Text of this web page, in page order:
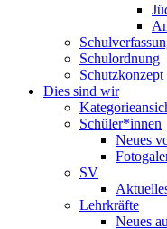
Schulordnung
Schutzkonzept
Dies sind wir
Schüler*innen
Neues
SV
Lehrkräfte
Neues